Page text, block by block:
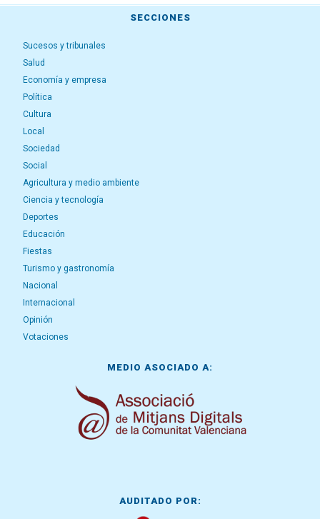
SECCIONES
Sucesos y tribunales
Salud
Economía y empresa
Política
Cultura
Local
Sociedad
Social
Agricultura y medio ambiente
Ciencia y tecnología
Deportes
Educación
Fiestas
Turismo y gastronomía
Nacional
Internacional
Opinión
Votaciones
MEDIO ASOCIADO A:
AUDITADO POR: